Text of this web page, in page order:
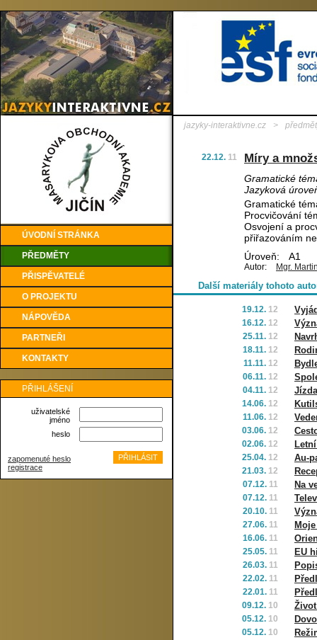
ÚVODNÍ STRÁNKA
PŘEDMĚTY
PŘISPĚVATELÉ
O PROJEKTU
NÁPOVĚDA
PARTNEŘI
KONTAKTY
PŘIHLÁŠENÍ
uživatelské
jméno
heslo
zapomenuté heslo
registrace
jazyky-interaktivne.cz >
22.12. 11 Míry a
Gramatické
Jazyková
Gramatické
Procvičování
Osvojení a
přiřazováním
Úroveň:
A1
Autor: Mgr.
Další materiály tohoto
19.12. 12
16.12. 12
25.11. 12
18.11. 12
11.11. 12
06.11. 12
04.11. 12
14.06. 12
11.06. 12
03.06. 12
02.06. 12
25.04. 12 Au-
21.03. 12
07.12. 11 Na
07.12. 11
20.10. 11
27.06. 11
16.06. 11
25.05. 11 EU
26.03. 11
22.02. 11
22.01. 11
09.12. 10
05.12. 10
05.12. 10